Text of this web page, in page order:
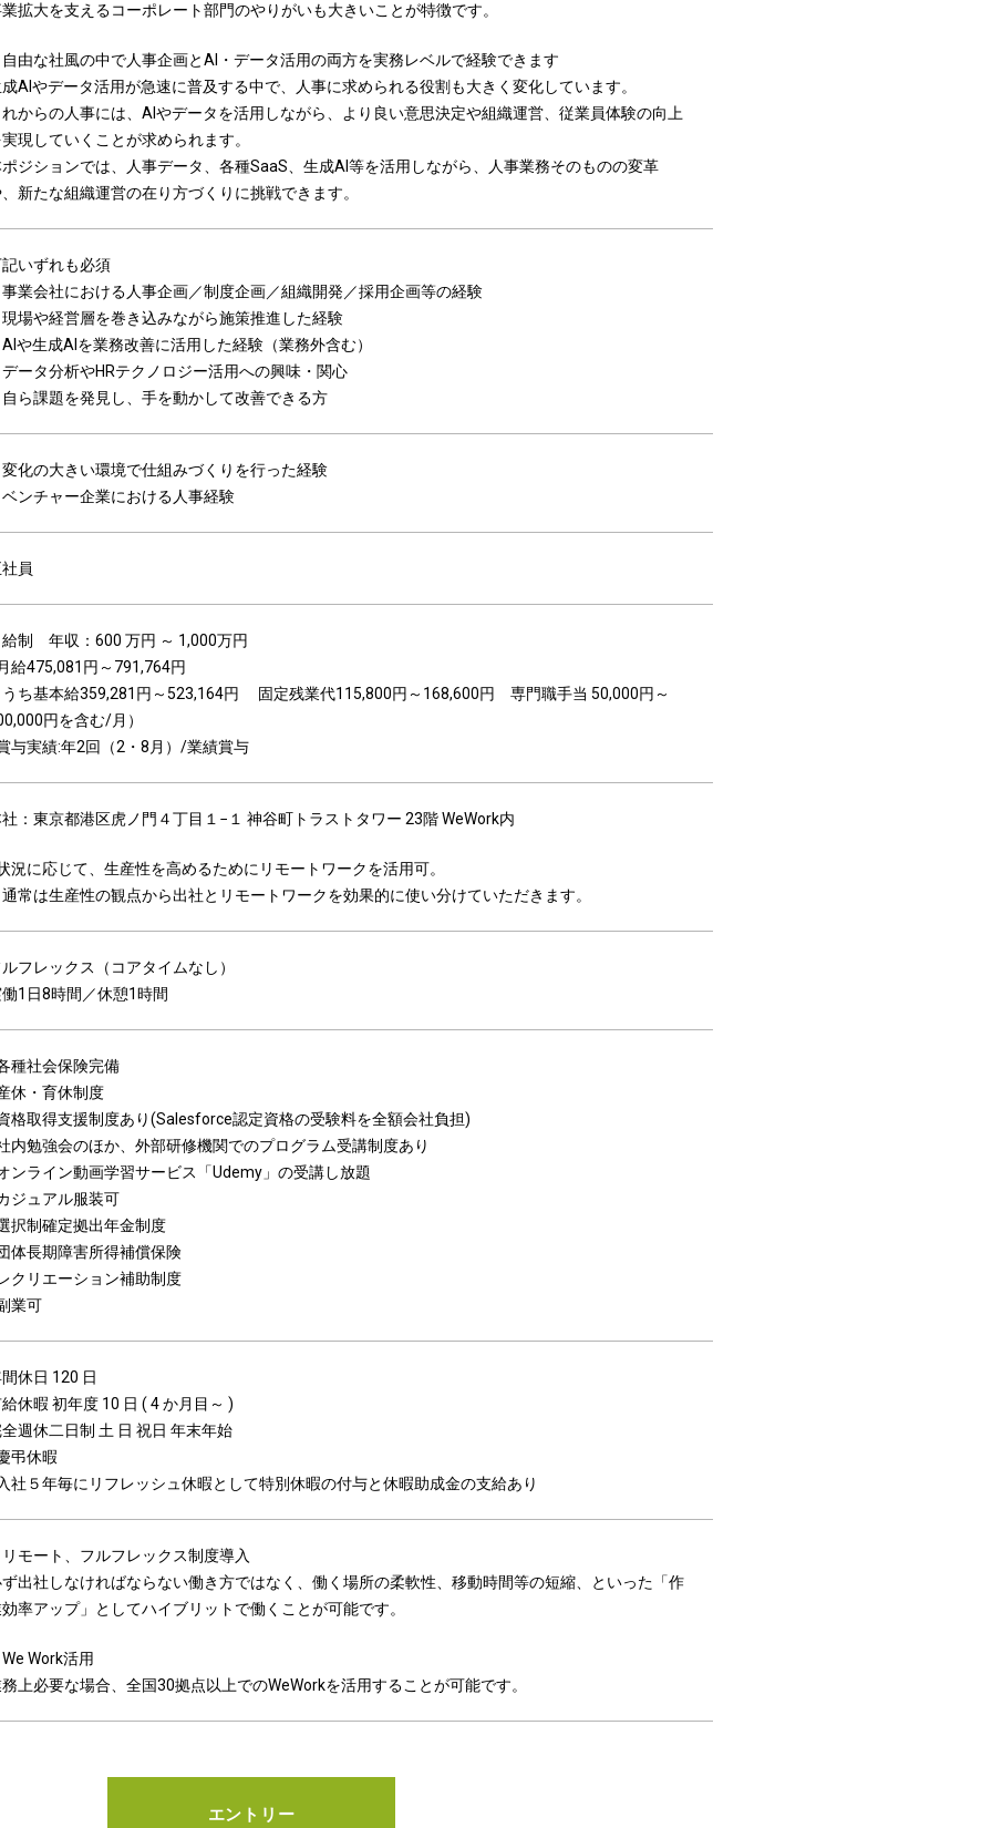
拡大を支えるコーポレート部門のやりがいも大きいことが特徴です。
由な社風の中で人事企画とAI・データ活用の両方を実務レベルで経験できます
AIやデータ活用が急速に普及する中で、人事に求められる役割も大きく変化しています。
からの人事には、AIやデータを活用しながら、より良い意思決定や組織運営、従業員体験の向上
現していくことが求められます。
ジションでは、人事データ、各種SaaS、生成AI等を活用しながら、人事業務そのものの変革
新たな組織運営の在り方づくりに挑戦できます。
いずれも必須
業会社における人事企画／制度企画／組織開発／採用企画等の経験
場や経営層を巻き込みながら施策推進した経験
や生成AIを業務改善に活用した経験（業務外含む）
ータ分析やHRテクノロジー活用への興味・関心
ら課題を発見し、手を動かして改善できる方
化の大きい環境で仕組みづくりを行った経験
ンチャー企業における人事経験
員
制 年収：600 万円 ～ 1,000万円
給475,081円～791,764円
うち基本給359,281円～523,164円 固定残業代115,800円～168,600円 専門職手当 50,000円～
円を含む/月）
与実績:年2回（2・8月）/業績賞与
：東京都港区虎ノ門４丁目１−１ 神谷町トラストタワー 23階 WeWork内
況に応じて、生産性を高めるためにリモートワークを活用可。
は生産性の観点から出社とリモートワークを効果的に使い分けていただきます。
フレックス（コアタイムなし）
1日8時間／休憩1時間
種社会保険完備
休・育休制度
格取得支援制度あり(Salesforce認定資格の受験料を全額会社負担)
内勉強会のほか、外部研修機関でのプログラム受講制度あり
ンライン動画学習サービス「Udemy」の受講し放題
ジュアル服装可
択制確定拠出年金制度
体長期障害所得補償保険
クリエーション補助制度
業可
休日 120 日
休暇 初年度 10 日 ( 4 か月目～ )
週休二日制 土 日 祝日 年末年始
弔休暇
社５年毎にリフレッシュ休暇として特別休暇の付与と休暇助成金の支給あり
モート、フルフレックス制度導入
出社しなければならない働き方ではなく、働く場所の柔軟性、移動時間等の短縮、といった「作
率アップ」としてハイブリットで働くことが可能です。
Work活用
上必要な場合、全国30拠点以上でのWeWorkを活用することが可能です。
エントリー